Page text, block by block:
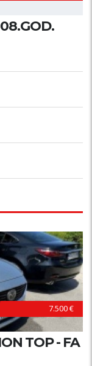
7.500 €
TOP - FA